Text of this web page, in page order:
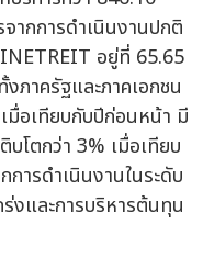
ากการดำเนินงานปกติ
INETREIT อยู่ที่ 65.65
ภาครัฐและภาคเอกชน
มื่อเทียบกับปีก่อนหน้า มี
โตกว่า 3% เมื่อเทียบ
ารดำเนินงานในระดับ
งและการบริหารต้นทุน